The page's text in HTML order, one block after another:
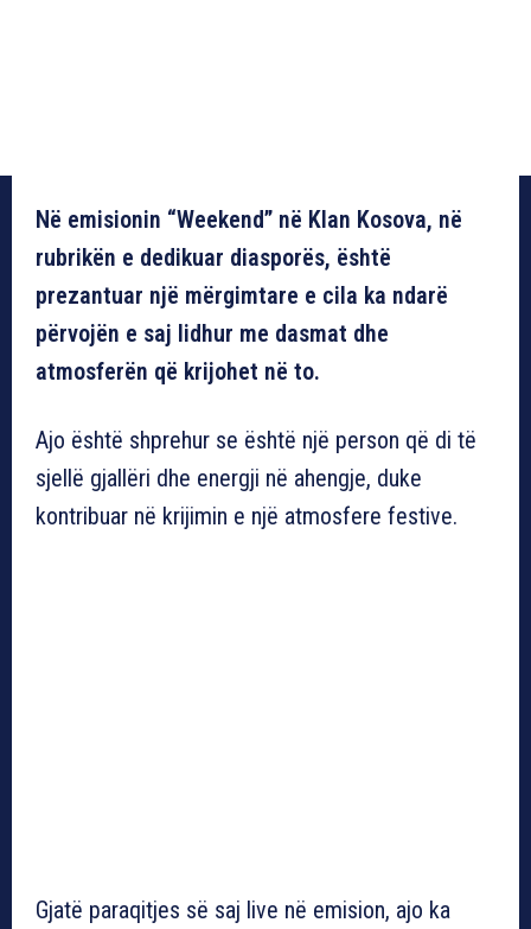
Në emisionin “Weekend” në Klan Kosova, në
rubrikën e dedikuar diasporës, është
prezantuar një mërgimtare e cila ka ndarë
përvojën e saj lidhur me dasmat dhe
atmosferën që krijohet në to.
Ajo është shprehur se është një person që di të
sjellë gjallëri dhe energji në ahengje, duke
kontribuar në krijimin e një atmosfere festive.
Gjatë paraqitjes së saj live në emision, ajo ka